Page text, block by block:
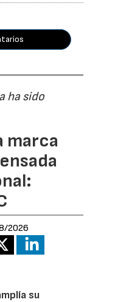
ha sido
marca
2026
su